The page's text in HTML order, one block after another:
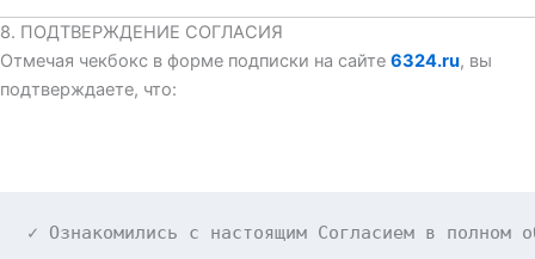
8. ПОДТВЕРЖДЕНИЕ СОГЛАСИЯ
Отмечая чекбокс в форме подписки на сайте 6324.ru, вы
подтверждаете, что:
✓ Ознакомились с настоящим Согласием в полном